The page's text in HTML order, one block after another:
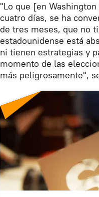
"Lo que [en
cuatro días, se ha
de tres meses, que no
estadounidense está
ni tienen estrategias y
momento de las
más peligrosamente",